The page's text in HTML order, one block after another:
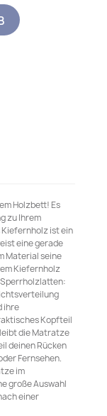
Holzbett! Es
zu Ihrem
ist ein
eine gerade
Material seine
Kiefernholz
ihre
Kopfteil
die Matratze
deinen Rücken
Fernsehen.
im
große Auswahl
einer